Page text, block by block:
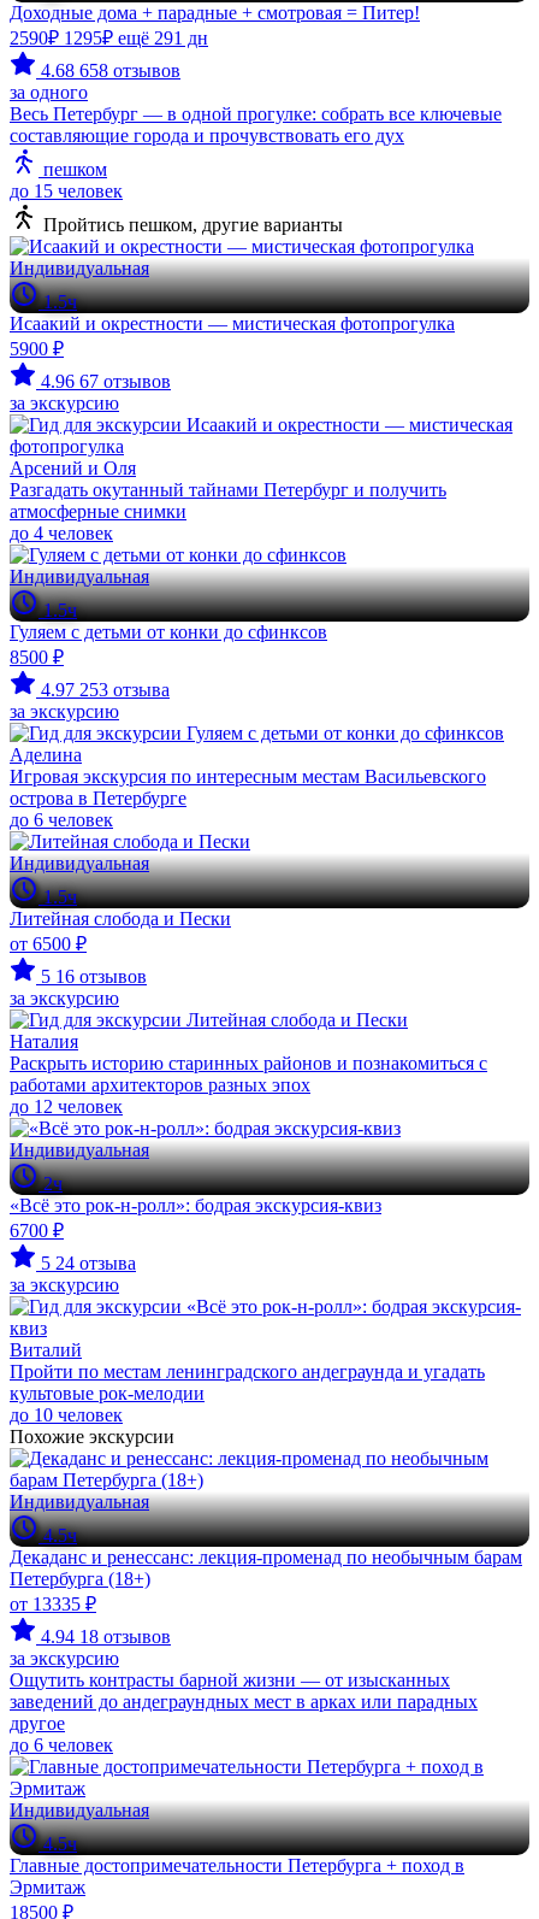
Доходные дома + парадные + смотровая = Питер!
2590₽ 1295₽ ещё 291 дн
4.68 658 отзывов
за одного
Весь Петербург — в одной прогулке: собрать все ключевые
составляющие города и прочувствовать его дух
пешком
до 15 человек
Пройтись пешком, другие варианты
Индивидуальная
1.5ч
Исаакий и окрестности — мистическая фотопрогулка
5900 ₽
4.96 67 отзывов
за экскурсию
Арсений и Оля
Разгадать окутанный тайнами Петербург и получить
атмосферные снимки
до 4 человек
Индивидуальная
1.5ч
Гуляем с детьми от конки до сфинксов
8500 ₽
4.97 253 отзыва
за экскурсию
Аделина
Игровая экскурсия по интересным местам Васильевского
острова в Петербурге
до 6 человек
Индивидуальная
1.5ч
Литейная слобода и Пески
от 6500 ₽
5 16 отзывов
за экскурсию
Наталия
Раскрыть историю старинных районов и познакомиться с
работами архитекторов разных эпох
до 12 человек
Индивидуальная
2ч
«Всё это рок-н-ролл»: бодрая экскурсия-квиз
6700 ₽
5 24 отзыва
за экскурсию
Виталий
Пройти по местам ленинградского андеграунда и угадать
культовые рок-мелодии
до 10 человек
Похожие экскурсии
Индивидуальная
4.5ч
Декаданс и ренессанс: лекция-променад по необычным барам
Петербурга (18+)
от 13335 ₽
4.94 18 отзывов
за экскурсию
Ощутить контрасты барной жизни — от изысканных
заведений до андеграундных мест в арках или парадных
другое
до 6 человек
Индивидуальная
4.5ч
Главные достопримечательности Петербурга + поход в
Эрмитаж
18500 ₽